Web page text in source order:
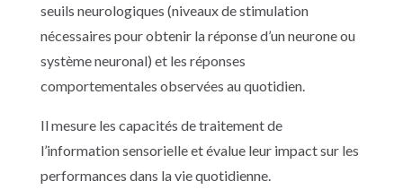
seuils neurologiques (niveaux de stimulation
nécessaires pour obtenir la réponse d’un neurone ou
système neuronal) et les réponses
comportementales observées au quotidien.
Il mesure les capacités de traitement de
l’information sensorielle et évalue leur impact sur les
performances dans la vie quotidienne.